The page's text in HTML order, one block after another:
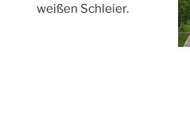
weißen Schleier.